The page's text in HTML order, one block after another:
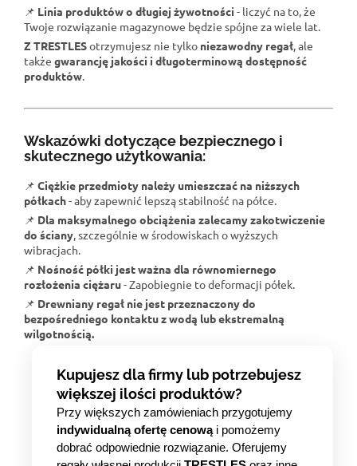
📌 Linia produktów o długiej żywotności - liczyć na to, że
Twoje rozwiązanie magazynowe będzie spójne za wiele lat.
Z TRESTLESotrzymujesz nie tylko niezawodny regał , ale
także gwarancję jakości i długoterminową dostępność
produktów
Wskazówki dotyczące bezpiecznego i
skutecznego użytkowania:
📌 Ciężkie przedmioty należy umieszczać na niższych
półkach- aby zapewnić lepszą stabilność na półce.
📌 Dla maksymalnego obciążenia zalecamy zakotwiczenie
do ściany , szczególnie w środowiskach o wyższych
wibracjach.
📌 Nośność półki jest ważna dla równomiernego
rozłożenia ciężaru- Zapobiegnie to deformacji półek.
📌 Drewniany regał nie jest przeznaczony do
bezpośredniego kontaktu z wodą lub ekstremalną
wilgotnością.
Kupujesz dla firmy lub potrzebujesz
większej ilości produktów?
Przy większych zamówieniach przygotujemy
indywidualną ofertę cenowąi pomożemy
dobrać odpowiednie rozwiązanie. Oferujemy